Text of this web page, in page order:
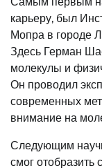
карьеру, был
Мопра в городе
Здесь Герман
молекулы и
Он проводил
современных
внимание на
Следующим
смог отобразить